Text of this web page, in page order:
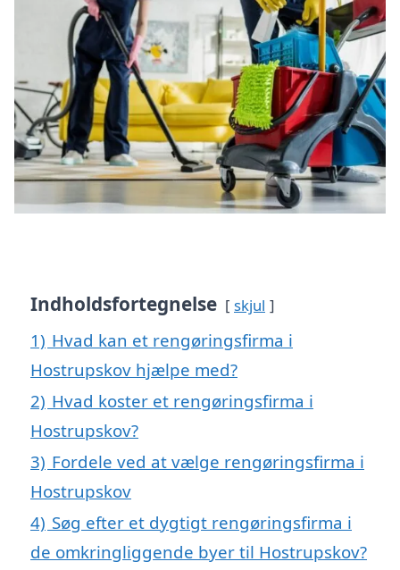
Indholdsfortegnelse skjul
1) Hvad kan et rengøringsfirma i
Hostrupskov hjælpe med?
2) Hvad koster et rengøringsfirma i
Hostrupskov?
3) Fordele ved at vælge rengøringsfirma i
Hostrupskov
4) Søg efter et dygtigt rengøringsfirma i
de omkringliggende byer til Hostrupskov?